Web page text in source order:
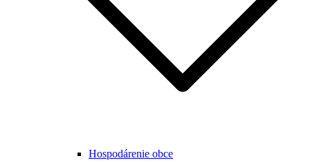
Hospodárenie obce